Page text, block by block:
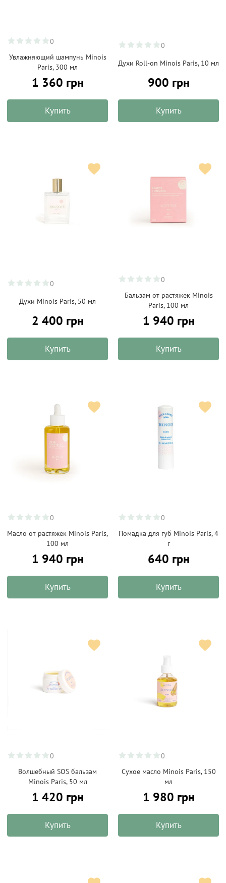
0
Увлажняющий шампунь Minois
Paris, 300 мл
1 360 грн
Купить
0
Духи Roll-on Minois Paris, 10 мл
900 грн
Купить
0
Духи Minois Paris, 50 мл
2 400 грн
Купить
0
Бальзам от растяжек Minois
Paris, 100 мл
1 940 грн
Купить
0
Масло от растяжек Minois Paris,
100 мл
1 940 грн
Купить
0
Помадка для губ Minois Paris, 4
г
640 грн
Купить
0
Волшебный SOS бальзам
Minois Paris, 50 мл
1 420 грн
Купить
0
Сухое масло Minois Paris, 150
мл
1 980 грн
Купить